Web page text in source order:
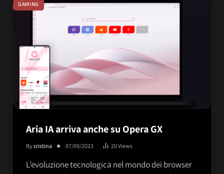
GAMING
Aria IA arriva anche su Opera GX
Bycristina 07/09/2023 20Views
L’evoluzione tecnologica nel mondo dei browser